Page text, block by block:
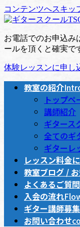
コンテンツへスキッ
お電話でのお申込み
ールを頂くと確実で
体験レッスンに申し
教室の紹介
トップペ
講師紹介
ギタース
全てのギ
ギターレ
レッスン料金
教室ブログ /
よくあるご質問
入会の流れ
ギター講師募
お問い合わせ